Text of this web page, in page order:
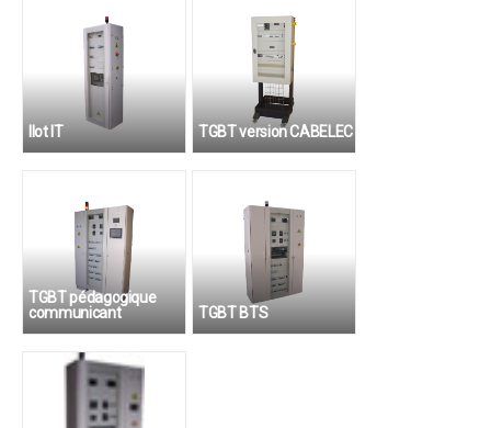
Ilot IT TGBT version CABELEC
TGBT pédagogique
communicant
TGBT BTS